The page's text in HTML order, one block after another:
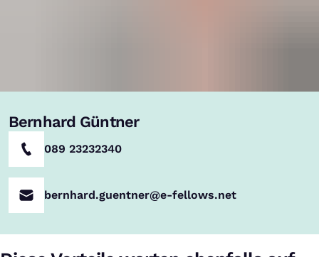
Bernhard Güntner
089 23232340
bernhard.guentner@e-fellows.net